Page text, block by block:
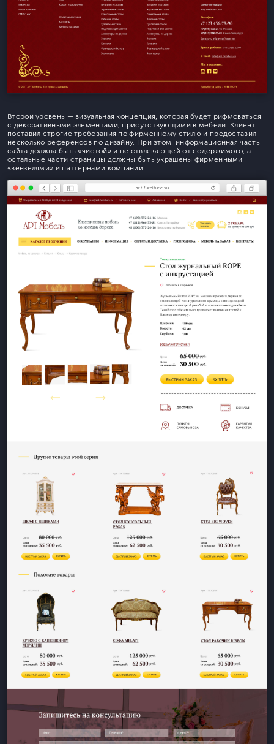
Второй уровень — визуальная концепция, которая будет рифмоваться
с декоративными элементами, присутствующими в мебели. Клиент
поставил строгие требования по фирменному стилю и предоставил
несколько референсов по дизайну. При этом, информационная часть
сайта должна быть «чистой» и не отвлекающей от содержимого, а
остальные части страницы должны быть украшены фирменными
«вензелями» и паттернами компании.
art-furniture.su